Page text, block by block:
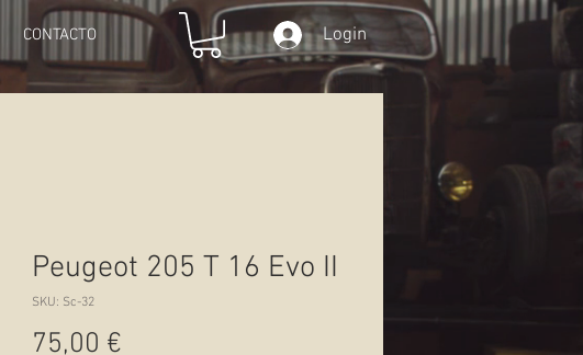
CONTACTO Login
Peugeot 205 T 16 Evo II
SKU: Sc-32
75,00 €